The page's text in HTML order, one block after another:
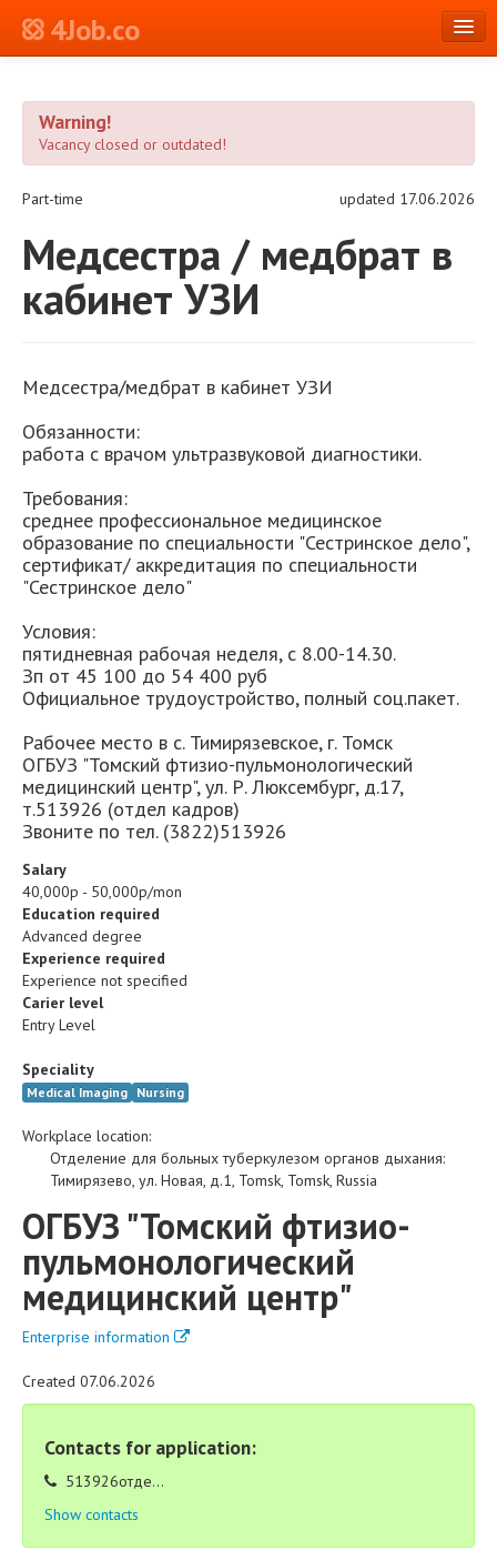
4Job.co
Log in or Register
Warning!
Vacancy closed or outdated!
Part-time updated 17.06.2026
Медсестра / медбрат в
кабинет УЗИ
Медсестра/медбрат в кабинет УЗИ
Обязанности:
работа с врачом ультразвуковой диагностики.
Требования:
среднее профессиональное медицинское
образование по специальности "Сестринское дело",
сертификат/ аккредитация по специальности
"Сестринское дело"
Условия:
пятидневная рабочая неделя, с 8.00-14.30.
Зп от 45 100 до 54 400 руб
Официальное трудоустройство, полный соц.пакет.
Рабочее место в с. Тимирязевское, г. Томск
ОГБУЗ "Томский фтизио-пульмонологический
медицинский центр", ул. Р. Люксембург, д.17,
т.513926 (отдел кадров)
Звоните по тел. (3822)513926
Salary
40,000р - 50,000р/mon
Education required
Advanced degree
Experience required
Experience not specified
Carier level
Entry Level
Speciality
Medical Imaging Nursing
Workplace location:
Отделение для больных туберкулезом органов дыхания:
Тимирязево, ул. Новая, д.1, Tomsk, Tomsk, Russia
ОГБУЗ "Томский фтизио-
пульмонологический
медицинский центр"
Enterprise information
Created 07.06.2026
Contacts for application:
513926отде...
Show contacts